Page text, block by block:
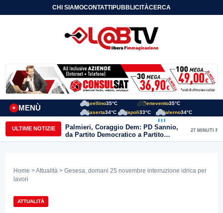
CHI SIAMOCONTATTIPUBBLICITÀCERCA
MENÙ
+
Avellino35°C Benevento35°C
Caserta34°C Napoli33°C Salerno34°C
ULTIME NOTIZIE
Palmieri, Coraggio Dem: PD Sannio,
da Partito Democratico a Partito
Distrutto ma nessuno si dimette”
27 MINUTI FA
Home >Attualità > Gesesa, domani 25 novembre interruzione idrica per
lavori
ATTUALITÀ